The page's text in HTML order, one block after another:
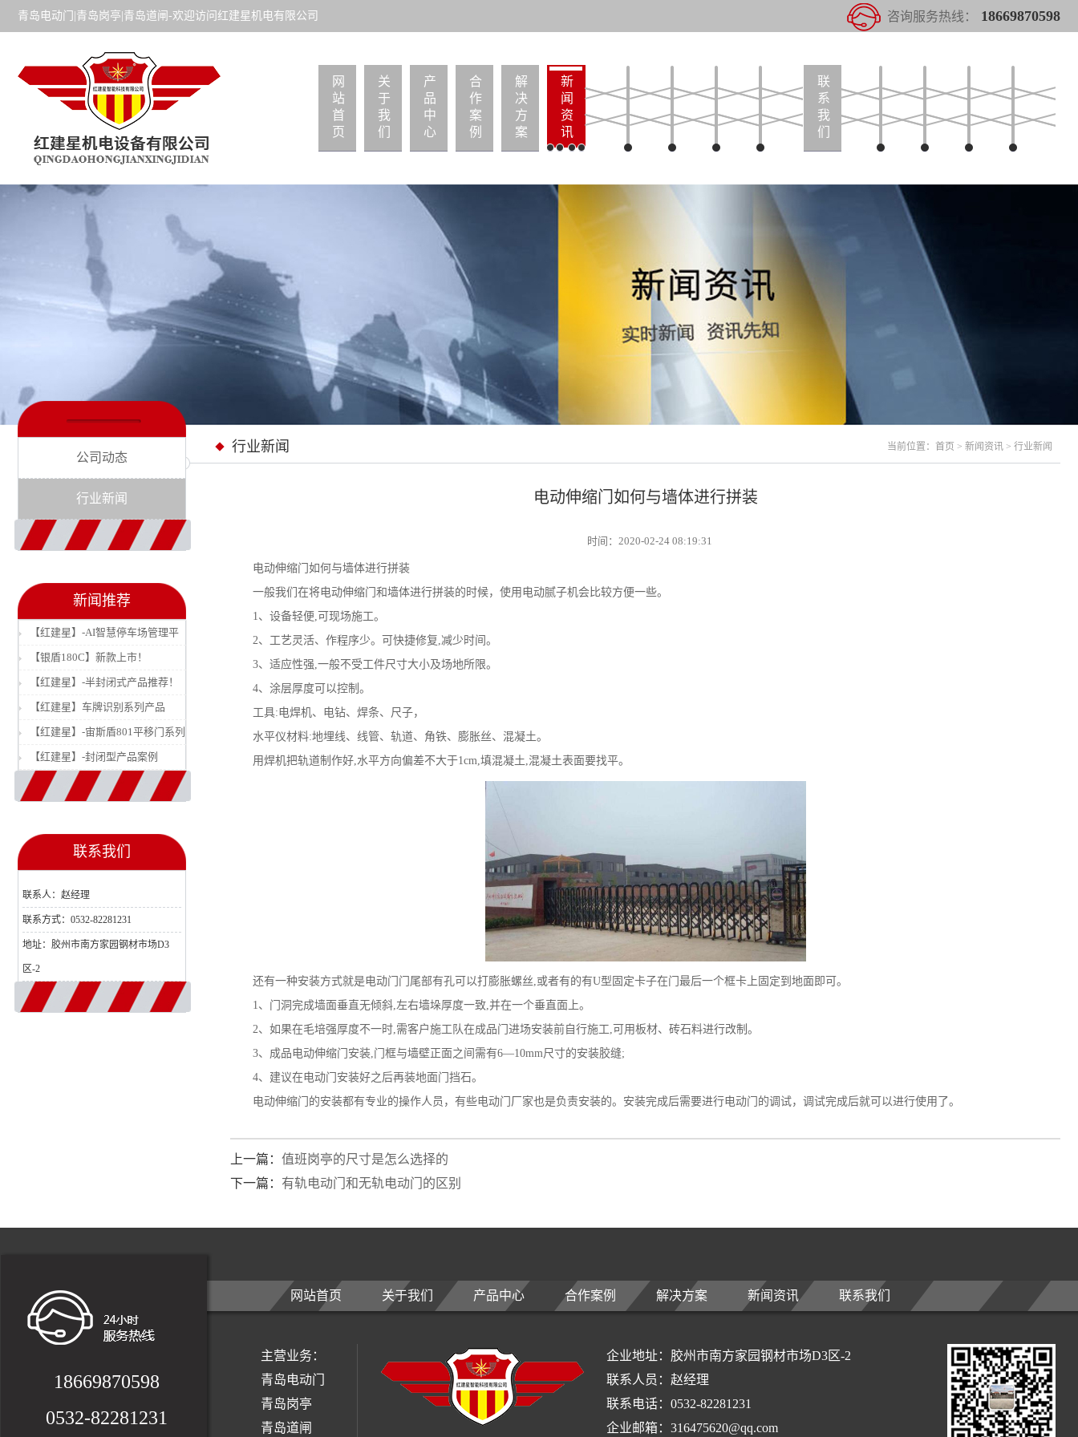
青岛电动门|青岛岗亭|青岛道闸-欢迎访问红建星机电有限公司 咨询服务热线： 18669870598
网
站
首
页
关
于
我
们
产
品
中
心
合
作
案
例
解
决
方
案
新
闻
资
讯
联
系
我
们
公司动态
行业新闻
新闻推荐
【红建星】-AI智慧停车场管理平
台
【银盾180C】新款上市！
【红建星】-半封闭式产品推荐！
【红建星】车牌识别系列产品
【红建星】-宙斯盾801平移门系列
【红建星】-封闭型产品案例
联系我们
联系人：赵经理
联系方式：0532-82281231
地址：胶州市南方家园钢材市场D3
区-2
行业新闻 当前位置： 首页 > 新闻资讯 > 行业新闻
电动伸缩门如何与墙体进行拼装
时间： 2020-02-24 08:19:31
电动伸缩门如何与墙体进行拼装
一般我们在将电动伸缩门和墙体进行拼装的时候，使用电动腻子机会比较方便一些。
1、设备轻便,可现场施工。
2、工艺灵活、作程序少。可快捷修复,减少时间。
3、适应性强,一般不受工件尺寸大小及场地所限。
4、涂层厚度可以控制。
工具:电焊机、电钻、焊条、尺子，
水平仪材料:地埋线、线管、轨道、角铁、膨胀丝、混凝土。
用焊机把轨道制作好,水平方向偏差不大于1cm,填混凝土,混凝土表面要找平。
还有一种安装方式就是电动门门尾部有孔可以打膨胀螺丝,或者有的有U型固定卡子在门最后一个框卡上固定到地面即可。
1、门洞完成墙面垂直无倾斜,左右墙垛厚度一致,并在一个垂直面上。
2、如果在毛培强厚度不一时,需客户施工队在成品门进场安装前自行施工,可用板材、砖石料进行改制。
3、成品电动伸缩门安装,门框与墙壁正面之间需有6―10mm尺寸的安装胶缝;
4、建议在电动门安装好之后再装地面门挡石。
电动伸缩门的安装都有专业的操作人员，有些电动门厂家也是负责安装的。安装完成后需要进行电动门的调试，调试完成后就可以进行使用了。
上一篇： 值班岗亭的尺寸是怎么选择的
下一篇： 有轨电动门和无轨电动门的区别
18669870598
0532-82281231
网站首页 关于我们 产品中心 合作案例 解决方案 新闻资讯 联系我们
主营业务：
青岛电动门
青岛岗亭
青岛道闸
企业地址：胶州市南方家园钢材市场D3区-2
联系人员：赵经理
联系电话：0532-82281231
企业邮箱：316475620@qq.com